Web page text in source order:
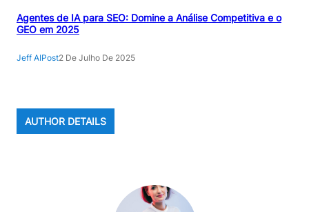
Agentes de IA para SEO: Domine a Análise Competitiva e o
GEO em 2025
Jeff AIPost2 De Julho De 2025
AUTHOR DETAILS